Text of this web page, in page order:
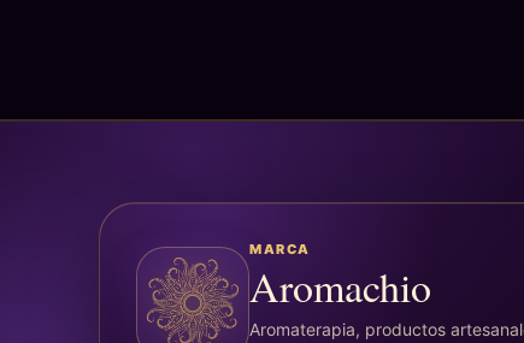
MARCA
Aromachio
Aromaterapia, productos